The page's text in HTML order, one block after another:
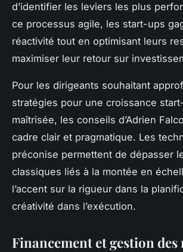
d’identifier les leviers les plus
ce processus agile, les start-ups
réactivité tout en optimisant leurs
maximiser leur retour sur
Pour les dirigeants souhaitant
stratégies pour une croissance
maîtrisée, les conseils d’Adrien
cadre clair et pragmatique. Les
préconise permettent de dépasser
classiques liés à la montée en
l’accent sur la rigueur dans la
créativité dans l’exécution.
Financement et gestion des